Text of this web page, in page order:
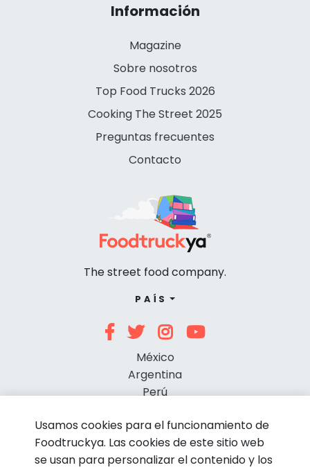
Información
Magazine
Sobre nosotros
Top Food Trucks 2026
Cooking The Street 2025
Preguntas frecuentes
Contacto
The street food company.
PAÍS
México
Argentina
Perú
Usamos cookies para el funcionamiento de
Foodtruckya. Las cookies de este sitio web
se usan para personalizar el contenido y los